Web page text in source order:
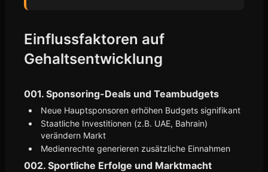
Einflussfaktoren auf
Gehaltsentwicklung
001. Sponsoring-Deals und Teambudgets
Neue Hauptsponsoren erhöhen Budgets signifikant
Staatliche Investitionen (z.B. UAE, Bahrain)
verändern Markt
Medienrechte generieren zusätzliche Einnahmen
002. Sportliche Erfolge und Marktmacht